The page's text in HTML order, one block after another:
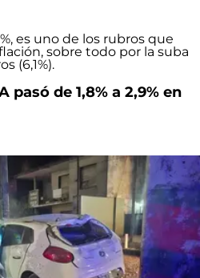
pasó de 1,8% a 2,9% en